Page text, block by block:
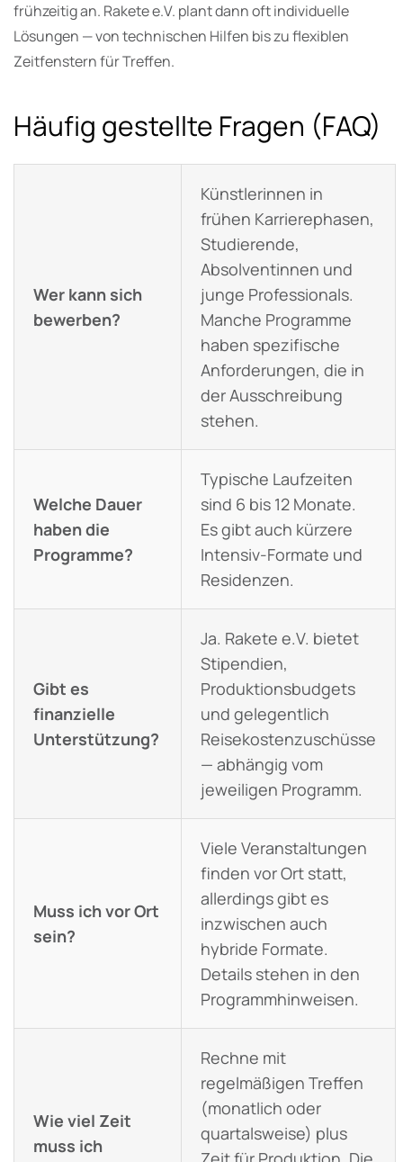
frühzeitig an. Rakete e.V. plant dann oft individuelle
Lösungen — von technischen Hilfen bis zu flexiblen
Zeitfenstern für Treffen.
Häufig gestellte Fragen (FAQ)
Wer kann sich
bewerben?
Künstlerinnen in
frühen Karrierephasen,
Studierende,
Absolventinnen und
junge Professionals.
Manche Programme
haben spezifische
Anforderungen, die in
der Ausschreibung
stehen.
Welche Dauer
haben die
Programme?
Typische Laufzeiten
sind 6 bis 12 Monate.
Es gibt auch kürzere
Intensiv-Formate und
Residenzen.
Gibt es
finanzielle
Unterstützung?
Ja. Rakete e.V. bietet
Stipendien,
Produktionsbudgets
und gelegentlich
Reisekostenzuschüsse
— abhängig vom
jeweiligen Programm.
Muss ich vor Ort
sein?
Viele Veranstaltungen
finden vor Ort statt,
allerdings gibt es
inzwischen auch
hybride Formate.
Details stehen in den
Programmhinweisen.
Wie viel Zeit
muss ich
Rechne mit
regelmäßigen Treffen
(monatlich oder
quartalsweise) plus